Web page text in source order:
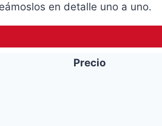
en detalle uno a uno.
Precio